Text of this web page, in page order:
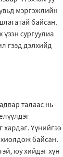
мэргэжлийн
байсан.
сургуулиа
гээд дэлхийд
талаас нь
хардаг. Үүнийгээ
байсан.
юу хийдэг хүн